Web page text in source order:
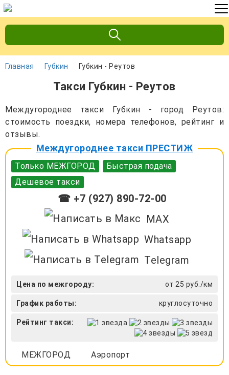
Главная Губкин Губкин - Реутов
Такси Губкин - Реутов
Междугороднее такси Губкин - город Реутов:
стоимость поездки, номера телефонов, рейтинг и
отзывы.
Междугороднее такси ПРЕСТИЖ
Только МЕЖГОРОД
Быстрая подача
Дешевое такси
☎ +7 (927) 890-72-00
MAX
Whatsapp
Telegram
Цена по межгороду: от 25 руб./км
График работы: круглосуточно
Рейтинг такси:
МЕЖГОРОД Аэропорт